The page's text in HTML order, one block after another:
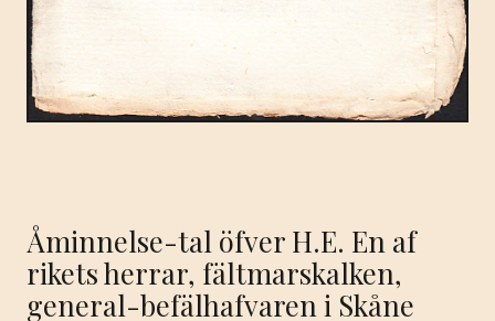
Åminnelse-tal öfver H.E. En af
rikets herrar, fältmarskalken,
general-befälhafvaren i Skåne